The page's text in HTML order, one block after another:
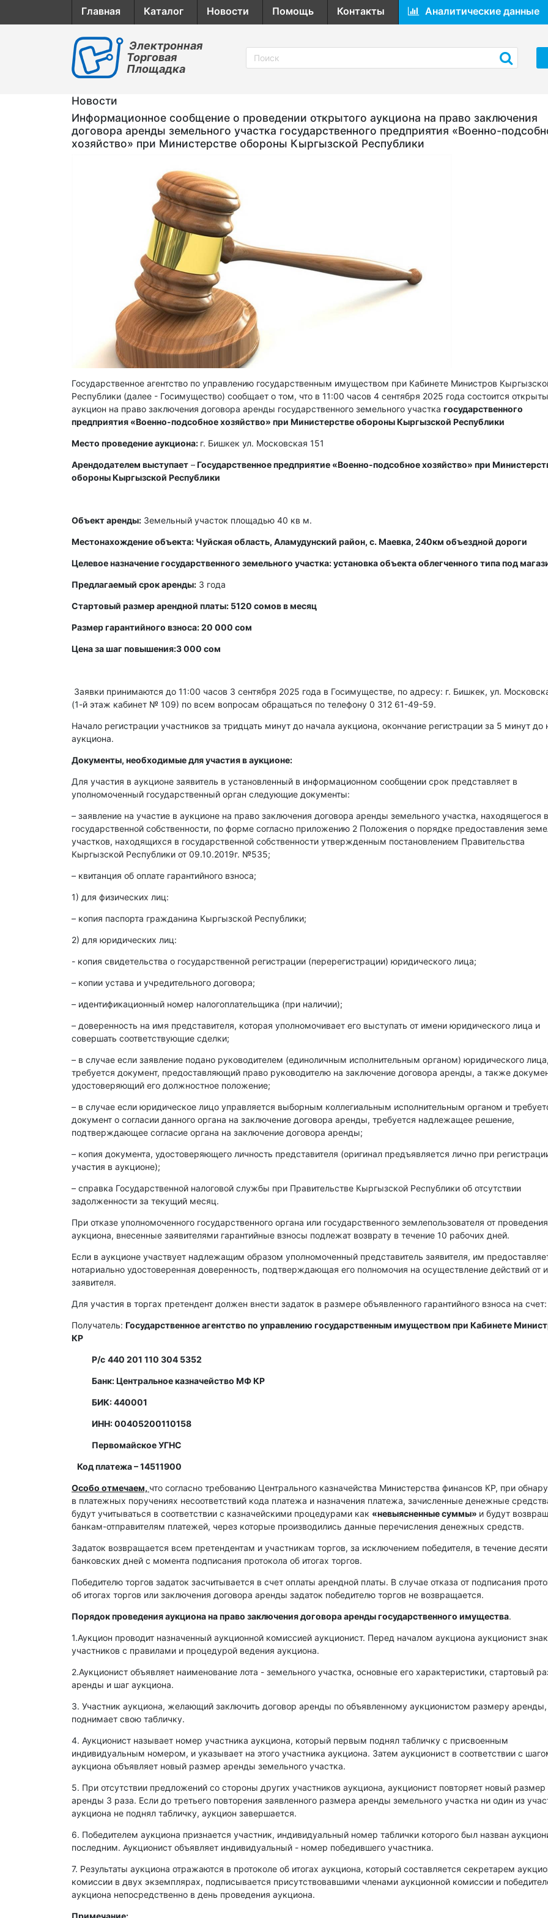
Главная Каталог Новости Помощь Контакты Аналитические данные
Электронная
Торговая
Площадка
Новости
Информационное сообщение о проведении открытого аукциона на право заключения
договора аренды земельного участка государственного предприятия «Военно-
хозяйство» при Министерстве обороны Кыргызской Республики
Государственное агентство по управлению государственным имуществом при Кабинете Министров
Республики (далее - Госимущество) сообщает о том, что в 11:00 часов 4 сентября 2025 года состоится
аукцион на право заключения договора аренды государственного земельного участка государственного
предприятия «Военно-подсобное хозяйство» при Министерстве обороны Кыргызской Республики
Место проведение аукциона: г. Бишкек ул. Московская 151
Арендодателем выступает –Государственное предприятие «Военно-подсобное хозяйство» при
обороны Кыргызской Республики
Объект аренды: Земельный участок площадью 40 кв м.
Местонахождение объекта: Чуйская область, Аламудунский район, с. Маевка, 240км объездной дороги
Целевое назначение государственного земельного участка: установка объекта облегченного типа под
Предлагаемый срок аренды: 3 года
Стартовый размер арендной платы: 5120 сомов в месяц
Размер гарантийного взноса: 20 000 сом
Цена за шаг повышения:3 000 сом
Заявки принимаются до 11:00 часов 3 сентября 2025 года в Госимуществе, по адресу: г. Бишкек, ул.
(1-й этаж кабинет № 109) по всем вопросам обращаться по телефону 0 312 61-49-59.
Начало регистрации участников за тридцать минут до начала аукциона, окончание регистрации за 5 минут до
аукциона.
Документы, необходимые для участия в аукционе:
Для участия в аукционе заявитель в установленный в информационном сообщении срок представляет в
уполномоченный государственный орган следующие документы:
– заявление на участие в аукционе на право заключения договора аренды земельного участка, находящегося в
государственной собственности, по форме согласно приложению 2 Положения о порядке предоставления
участков, находящихся в государственной собственности утвержденным постановлением Правительства
Кыргызской Республики от 09.10.2019г. №535;
– квитанция об оплате гарантийного взноса;
1) для физических лиц:
– копия паспорта гражданина Кыргызской Республики;
2) для юридических лиц:
- копия свидетельства о государственной регистрации (перерегистрации) юридического лица;
– копии устава и учредительного договора;
– идентификационный номер налогоплательщика (при наличии);
– доверенность на имя представителя, которая уполномочивает его выступать от имени юридического лица и
совершать соответствующие сделки;
– в случае если заявление подано руководителем (единоличным исполнительным органом) юридического лица,
требуется документ, предоставляющий право руководителю на заключение договора аренды, а также
удостоверяющий его должностное положение;
– в случае если юридическое лицо управляется выборным коллегиальным исполнительным органом и
документ о согласии данного органа на заключение договора аренды, требуется надлежащее решение,
подтверждающее согласие органа на заключение договора аренды;
– копия документа, удостоверяющего личность представителя (оригинал предъявляется лично при
участия в аукционе);
– справка Государственной налоговой службы при Правительстве Кыргызской Республики об отсутствии
задолженности за текущий месяц.
При отказе уполномоченного государственного органа или государственного землепользователя от проведения
аукциона, внесенные заявителями гарантийные взносы подлежат возврату в течение 10 рабочих дней.
Если в аукционе участвует надлежащим образом уполномоченный представитель заявителя, им
нотариально удостоверенная доверенность, подтверждающая его полномочия на осуществление действий от
заявителя.
Для участия в торгах претендент должен внести задаток в размере объявленного гарантийного взноса на счет:
Получатель: Государственное агентство по управлению государственным имуществом при Кабинете
КР
Р/с 440 201 110 304 5352
Банк: Центральное казначейство МФ КР
БИК: 440001
ИНН: 00405200110158
Первомайское УГНС
Код платежа – 14511900
Особо отмечаем, что согласно требованию Центрального казначейства Министерства финансов КР, при
в платежных поручениях несоответствий кода платежа и назначения платежа, зачисленные денежные
будут учитываться в соответствии с казначейскими процедурами как «невыясненные суммы» и будут
банкам-отправителям платежей, через которые производились данные перечисления денежных средств.
Задаток возвращается всем претендентам и участникам торгов, за исключением победителя, в течение десяти
банковских дней с момента подписания протокола об итогах торгов.
Победителю торгов задаток засчитывается в счет оплаты арендной платы. В случае отказа от подписания
об итогах торгов или заключения договора аренды задаток победителю торгов не возвращается.
Порядок проведения аукциона на право заключения договора аренды государственного имущества.
1.Аукцион проводит назначенный аукционной комиссией аукционист. Перед началом аукциона аукционист
участников с правилами и процедурой ведения аукциона.
2.Аукционист объявляет наименование лота - земельного участка, основные его характеристики, стартовый
аренды и шаг аукциона.
3. Участник аукциона, желающий заключить договор аренды по объявленному аукционистом размеру аренды,
поднимает свою табличку.
4. Аукционист называет номер участника аукциона, который первым поднял табличку с присвоенным
индивидуальным номером, и указывает на этого участника аукциона. Затем аукционист в соответствии с
аукциона объявляет новый размер аренды земельного участка.
5. При отсутствии предложений со стороны других участников аукциона, аукционист повторяет новый размер
аренды 3 раза. Если до третьего повторения заявленного размера аренды земельного участка ни один из
аукциона не поднял табличку, аукцион завершается.
6. Победителем аукциона признается участник, индивидуальный номер таблички которого был назван
последним. Аукционист объявляет индивидуальный - номер победившего участника.
7. Результаты аукциона отражаются в протоколе об итогах аукциона, который составляется секретарем
комиссии в двух экземплярах, подписывается присутствовавшими членами аукционной комиссии и
аукциона непосредственно в день проведения аукциона.
Примечание: